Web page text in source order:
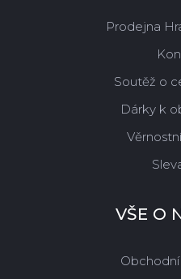
Prodejna
Soutěž o
Dárky k
VŠE O